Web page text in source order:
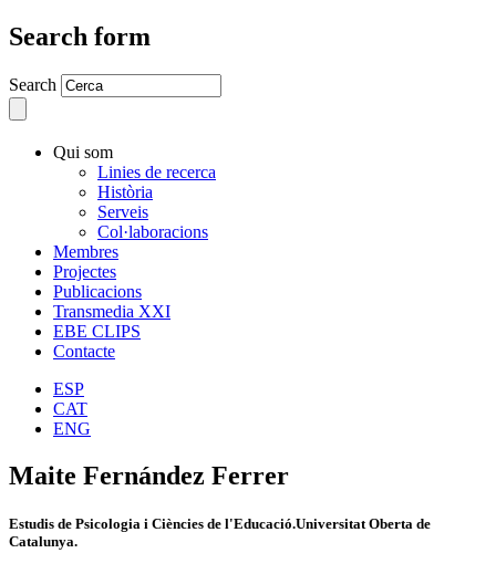
Search form
Search
Qui som
Linies de recerca
Història
Serveis
Col·laboracions
Membres
Projectes
Publicacions
Transmedia XXI
EBE CLIPS
Contacte
ESP
CAT
ENG
Maite Fernández Ferrer
Estudis de Psicologia i Ciències de l'Educació.Universitat Oberta de
Catalunya.